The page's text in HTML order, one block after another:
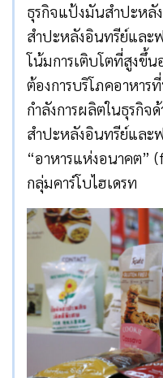
ธุรกิจแป้งมันสำปะห
สำปะหลังอินทรีย์และ
โน้มการเติบโตที่สูงขึ้น
ต้องการบริโภคอาหา
กำลังการผลิตในธุรกิจ
สำปะหลังอินทรีย์และ
“อาหารแห่งอนาคต”
กลุ่มคาร์โบไฮเดรท